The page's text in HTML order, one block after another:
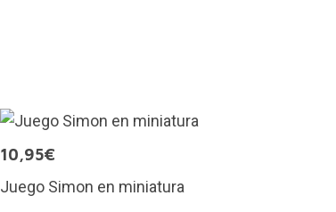
10,95€
Juego Simon en miniatura